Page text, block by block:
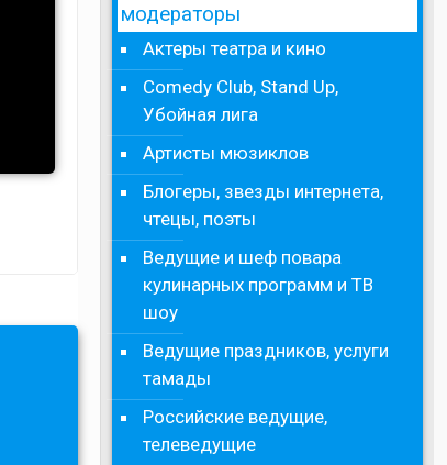
модераторы
Актеры театра и кино
Comedy Club, Stand Up,
Убойная лига
Артисты мюзиклов
Блогеры, звезды интернета,
чтецы, поэты
Ведущие и шеф повара
кулинарных программ и ТВ
шоу
Ведущие праздников, услуги
тамады
Российские ведущие,
телеведущие